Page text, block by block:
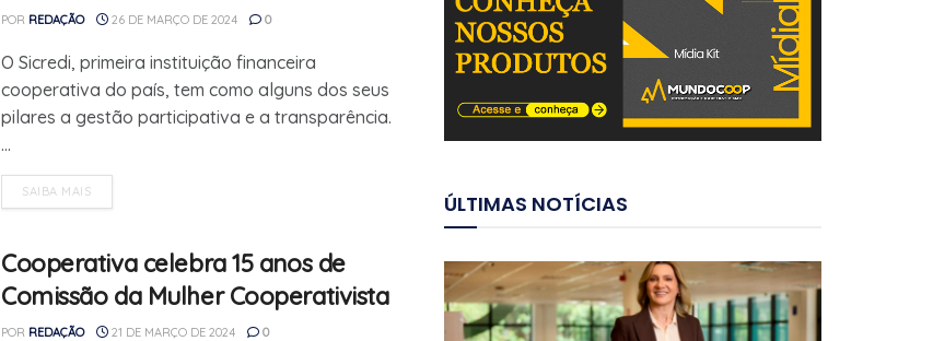
POR REDAÇÃO 26 DE MARÇO DE 2024 0
O Sicredi, primeira instituição financeira
cooperativa do país, tem como alguns dos seus
pilares a gestão participativa e a transparência.
...
SAIBA MAIS
Cooperativa celebra 15 anos de
Comissão da Mulher Cooperativista
POR REDAÇÃO 21 DE MARÇO DE 2024 0
ÚLTIMAS NOTÍCIAS